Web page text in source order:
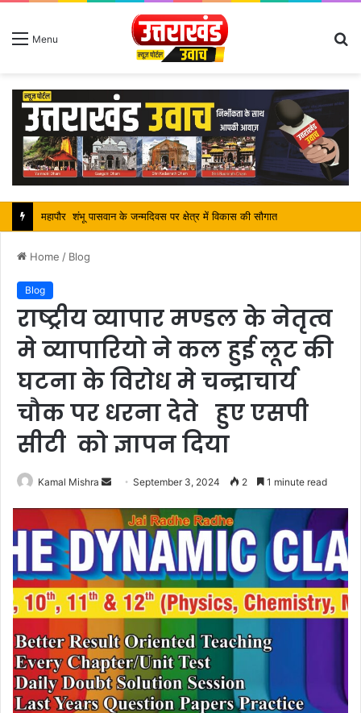
Menu
Home / Blog
Blog
राष्ट्रीय व्यापार मण्डल के नेतृत्व
मे व्यापारियो ने कल हुई लूट की
घटना के विरोध मे चन्द्राचार्य
चौक पर धरना देते हुए एसपी
सीटी को ज्ञापन दिया
Kamal Mishra
Send
email
September 3, 2024 2 1 minute read